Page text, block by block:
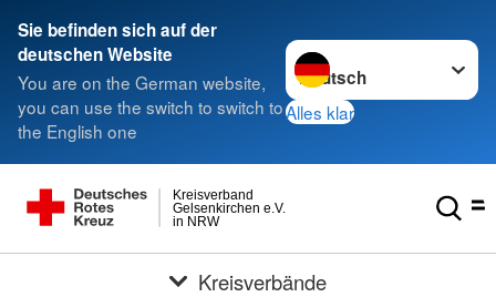
Sie befinden sich auf der
deutschen Website
You are on the German website,
you can use the switch to switch to
the English one
Sprache wechseln zu
Alles klar
in NRW
Gelsenkirchen e.V.
Kreisverband
Kreisverbände